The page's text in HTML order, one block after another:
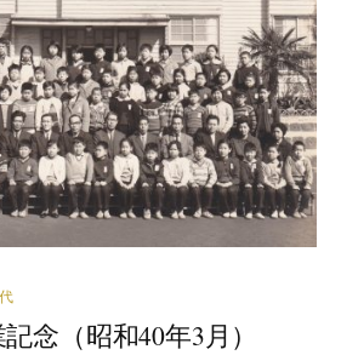
念（昭和40年3月）